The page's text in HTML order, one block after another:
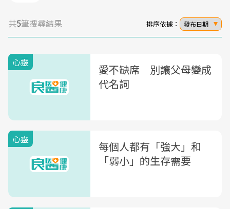
共5筆搜尋結果 排序依據： 發布日期
心靈
愛不缺席 別讓父母變成
代名詞
心靈
每個人都有「強大」和
「弱小」的生存需要